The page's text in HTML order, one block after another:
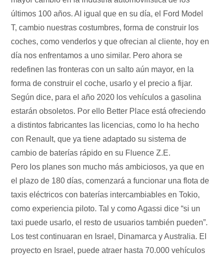
últimos 100 años. Al igual que en su día, el Ford Model
T, cambio nuestras costumbres, forma de construir los
coches, como venderlos y que ofrecian al cliente, hoy en
día nos enfrentamos a uno similar. Pero ahora se
redefinen las fronteras con un salto aún mayor, en la
forma de construir el coche, usarlo y el precio a fijar.
Según dice, para el año 2020 los vehículos a gasolina
estarán obsoletos. Por ello Better Place está ofreciendo
a distintos fabricantes las licencias, como lo ha hecho
con Renault, que ya tiene adaptado su sistema de
cambio de baterías rápido en su Fluence Z.E.
Pero los planes son mucho más ambiciosos, ya que en
el plazo de 180 días, comenzará a funcionar una flota de
taxis eléctricos con baterías intercambiables en Tokio,
como experiencia piloto. Tal y como Agassi dice “si un
taxi puede usarlo, el resto de usuarios también pueden”.
Los test continuaran en Israel, Dinamarca y Australia. El
proyecto en Israel, puede atraer hasta 70.000 vehículos